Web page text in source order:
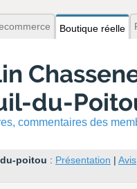
Boutique réelle
du-
commentaires des
poitou : Présentation | Avis